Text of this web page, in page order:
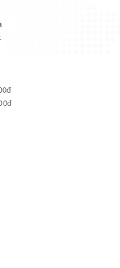
bên trong nó một cơ hội
vấn đề.